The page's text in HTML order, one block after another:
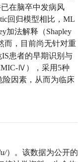
在脑卒中发病风
回归模型相比，ML
加法解释（Shapley
而，目前尚无针对重
患者的早期识别与
Ⅳ），采用5种
险因素，从而为临床
）。该数据为公开的